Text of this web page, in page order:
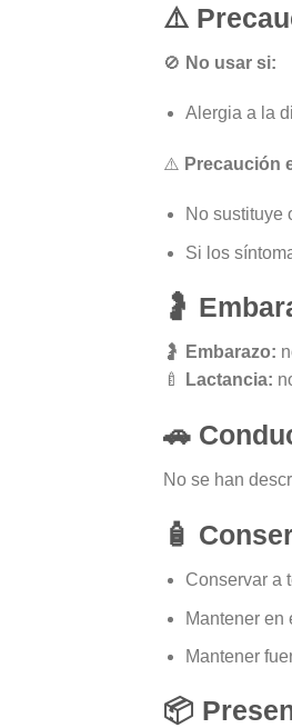
⚠️
🚫 No usar si:
Alergia a la
⚠️ Precaución
No sustituye
Si los
🤰
🤰 Embarazo:
🍼
Lactancia:
🚗
No se han
🧴
Conservar a
Mantener en
Mantener
📦